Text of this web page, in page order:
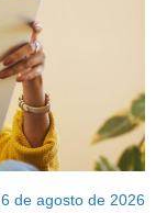
6 de agosto de 2026